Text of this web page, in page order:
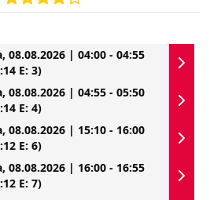
08.08.2026 | 04:00 - 04:55
E: 3)
08.08.2026 | 04:55 - 05:50
E: 4)
08.08.2026 | 15:10 - 16:00
E: 6)
08.08.2026 | 16:00 - 16:55
E: 7)